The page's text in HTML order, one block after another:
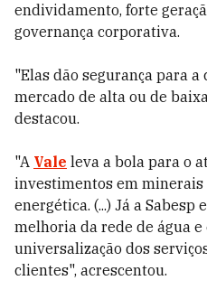
endividamento, forte
governança corporativa.
"Elas dão segurança para
mercado de alta ou de
destacou.
"A Vale leva a bola para o
investimentos em
energética. (...) Já a
melhoria da rede de água
universalização dos
clientes", acrescentou.